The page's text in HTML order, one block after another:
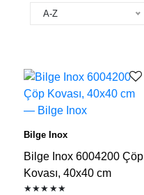
A-Z
Bilge Inox
Bilge Inox 6004200 Çöp
Kovası, 40x40 cm
★★★★★